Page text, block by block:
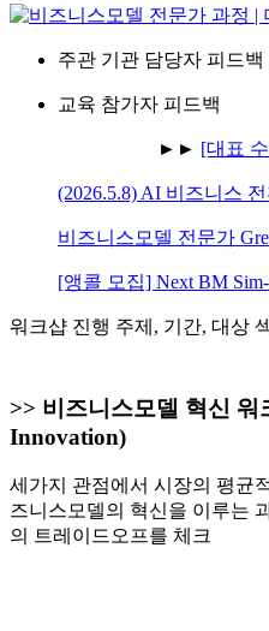
주관 기관 담당자 피드백
교육 참가자 피드백
► ► [대표
(2026.5.8) AI 비즈니스
비즈니스모델 전문가
[앵콜 모집] Next BM
워크샵 진행 주제, 기간, 대상
>> 비즈니스모델 혁신 워
Innovation)
세가지 관점에서 시장의 평균
즈니스모델의 혁신을 이루는
의 트레이드오프를 체크